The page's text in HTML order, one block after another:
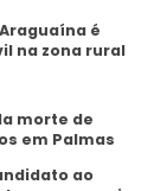
é
na zona rural
morte de
em Palmas
ao